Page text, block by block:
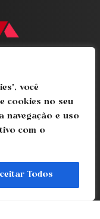
você
cookies no seu
navegação e uso
com o
Todos